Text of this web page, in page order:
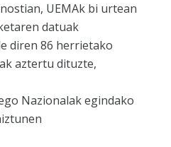
UEMAk bi urtean
datuak
diren 86 herrietako
aztertu dituzte,
Nazionalak egindako